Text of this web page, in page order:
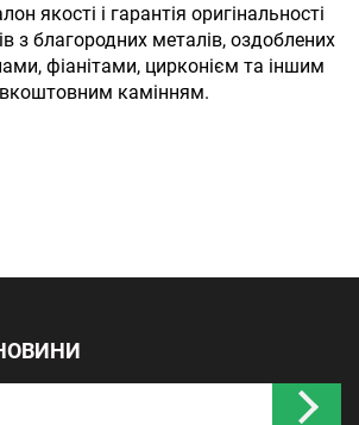
якості і гарантія оригінальності
з благородних металів, оздоблених
фіанітами, цирконієм та іншим
камінням.